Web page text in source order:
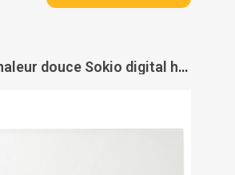
Radiateur chaleur douce Sokio digital horizontal - ATLANTIC